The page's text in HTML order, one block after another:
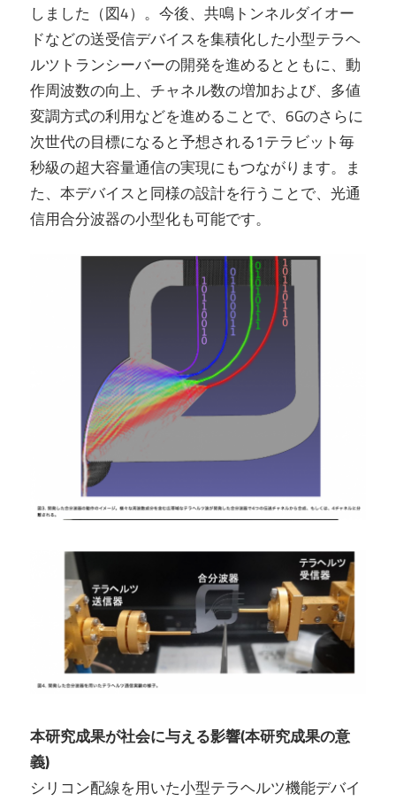
しました（図4）。今後、共鳴トンネルダイオー
ドなどの送受信デバイスを集積化した小型テラヘ
ルツトランシーバーの開発を進めるとともに、動
作周波数の向上、チャネル数の増加および、多値
変調方式の利用などを進めることで、6Gのさらに
次世代の目標になると予想される1テラビット毎
秒級の超大容量通信の実現にもつながります。ま
た、本デバイスと同様の設計を行うことで、光通
信用合分波器の小型化も可能です。
本研究成果が社会に与える影響(本研究成果の意
義)
シリコン配線を用いた小型テラヘルツ機能デバイ